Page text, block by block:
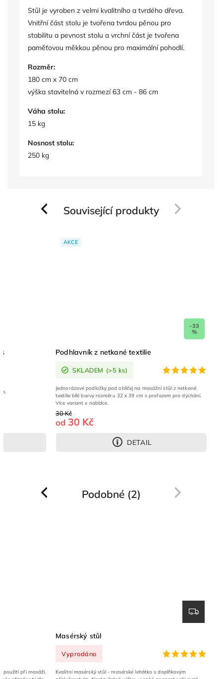
Stůl je vyroben z velmi kvalitního a tvrdého dřeva.
Vnitřní část stolu je tvořena tvrdou pěnou pro
stabilitu a pevnost stolu a vrchní část je tvořena
paměťovou měkkou pěnou pro maximální pohodlí.
Rozměr:
180 cm x 70 cm
výška stavitelná v rozmezí 63 cm - 86 cm
Váha stolu:
15 kg
Nosnost stolu:
250 kg
Související produkty
Previous
AKCE
–33
%
Podhlavník z netkané textilie
SKLADEM (>5 ks)
30 Kč
od 30 Kč
DETAIL
Jednorázové podložky pod obličej na masážní stůl z netkané
textílie bílé barvy rozměru 32 x 39 cm s prořezem pro dýchání.
Více variant v nabídce.
Next
Podobné (2)
Previous
použití při masáži.
Masérský stůl
Vyprodáno
Kvalitní masérský stůl - masérské lehátko s doplňkovým
Next